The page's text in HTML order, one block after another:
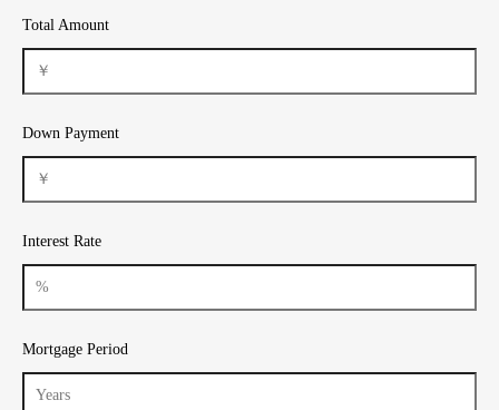
Total Amount
Down Payment
Interest Rate
Mortgage Period